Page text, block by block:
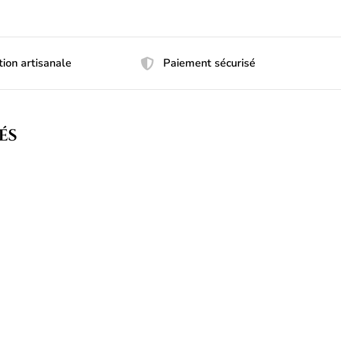
artisanale Paiement sécurisé